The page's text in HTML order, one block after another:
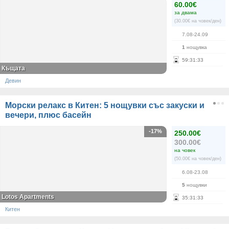
60.00€
за двама
(30.00€ на човек/ден)
7.08-24.09
1 нощувка
59:31 :33
Къщата
Девин
Морски релакс в Китен: 5 нощувки със закуски и
вечери, плюс басейн
250.00€
300.00€
на човек
(50.00€ на човек/ден)
6.08-23.08
5 нощувки
35:31 :33
-17%
Lotos Apartments
Китен